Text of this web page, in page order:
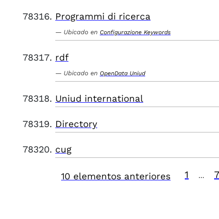
Programmi di ricerca
Ubicado en Configurazione Keywords
rdf
Ubicado en OpenData Uniud
Uniud international
Directory
cug
10 elementos anteriores 1